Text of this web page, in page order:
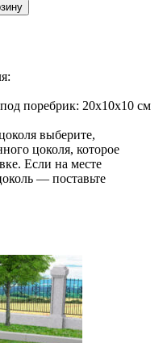
поребрик: 20х10х10 см
выберите,
цоколя, которое
Если на месте
— поставьте